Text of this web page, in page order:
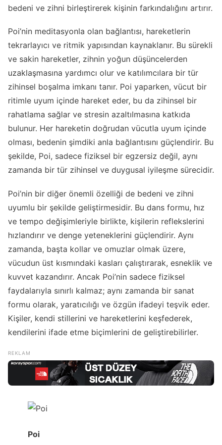
bedeni ve zihni birleştirerek kişinin farkındalığını artırır.
Poi’nin meditasyonla olan bağlantısı, hareketlerin
tekrarlayıcı ve ritmik yapısından kaynaklanır. Bu sürekli
ve sakin hareketler, zihnin yoğun düşüncelerden
uzaklaşmasına yardımcı olur ve katılımcılara bir tür
zihinsel boşalma imkanı tanır. Poi yaparken, vücut bir
ritimle uyum içinde hareket eder, bu da zihinsel bir
rahatlama sağlar ve stresin azaltılmasına katkıda
bulunur. Her hareketin doğrudan vücutla uyum içinde
olması, bedenin şimdiki anla bağlantısını güçlendirir. Bu
şekilde, Poi, sadece fiziksel bir egzersiz değil, aynı
zamanda bir tür zihinsel ve duygusal iyileşme sürecidir.
Poi’nin bir diğer önemli özelliği de bedeni ve zihni
uyumlu bir şekilde geliştirmesidir. Bu dans formu, hız
ve tempo değişimleriyle birlikte, kişilerin reflekslerini
hızlandırır ve denge yeteneklerini güçlendirir. Aynı
zamanda, başta kollar ve omuzlar olmak üzere,
vücudun üst kısmındaki kasları çalıştırarak, esneklik ve
kuvvet kazandırır. Ancak Poi’nin sadece fiziksel
faydalarıyla sınırlı kalmaz; aynı zamanda bir sanat
formu olarak, yaratıcılığı ve özgün ifadeyi teşvik eder.
Kişiler, kendi stillerini ve hareketlerini keşfederek,
kendilerini ifade etme biçimlerini de geliştirebilirler.
Poi